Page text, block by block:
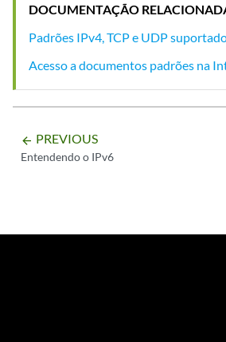
DOCUMENTAÇÃO
Padrões IPv4, TCP e UDP
Acesso a documentos padrões na
arrow_backward PREVIOUS
Entendendo o IPv6